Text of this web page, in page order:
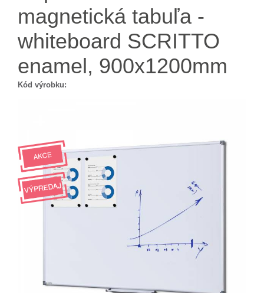
magnetická tabuľa -
whiteboard SCRITTO
enamel, 900x1200mm
Kód výrobku: